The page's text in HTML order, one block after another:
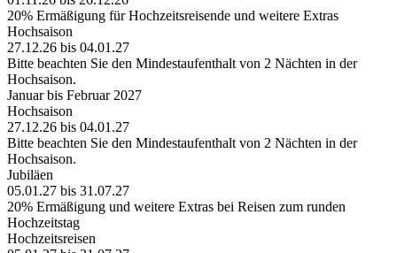
20% Ermäßigung für Hochzeitsreisende und weitere Extras
Hochsaison
27.12.26 bis 04.01.27
Bitte beachten Sie den Mindestaufenthalt von 2 Nächten in der
Hochsaison.
Januar bis Februar 2027
Hochsaison
27.12.26 bis 04.01.27
Bitte beachten Sie den Mindestaufenthalt von 2 Nächten in der
Hochsaison.
Jubiläen
05.01.27 bis 31.07.27
20% Ermäßigung und weitere Extras bei Reisen zum runden
Hochzeitstag
Hochzeitsreisen